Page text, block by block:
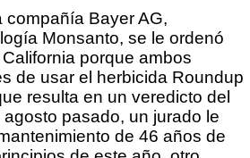
compañía Bayer AG,
Monsanto, se le ordenó
porque ambos
de usar el herbicida Roundup
resulta en un veredicto del
pasado, un jurado le
de 46 años de